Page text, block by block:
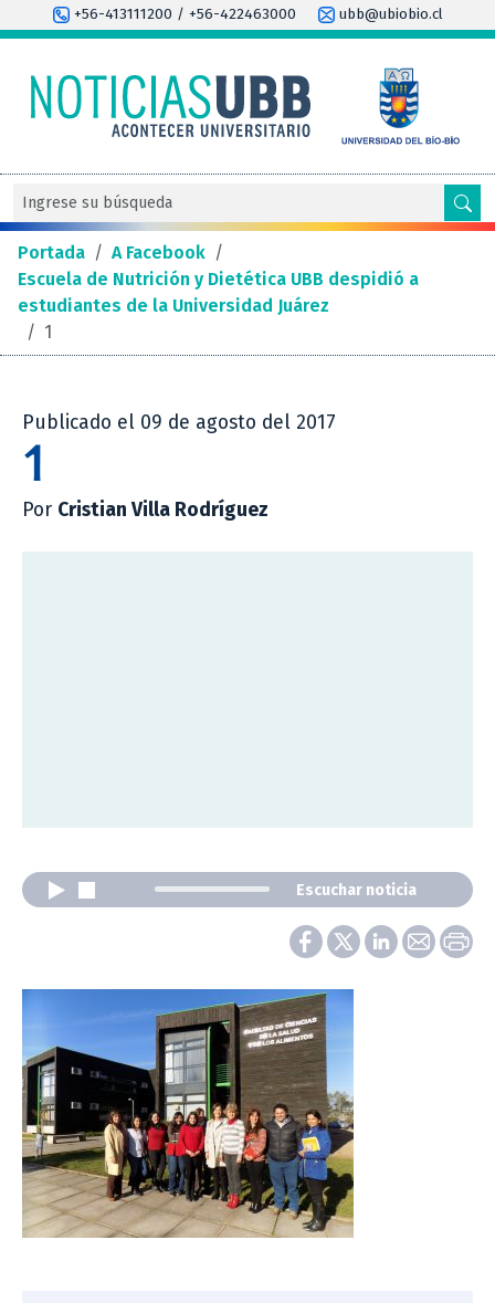
+56-413111200 / +56-422463000 ubb@ubiobio.cl
Portada / A Facebook /
Escuela de Nutrición y Dietética UBB despidió a
estudiantes de la Universidad Juárez
/ 1
Publicado el 09 de agosto del 2017
1
Por Cristian Villa Rodríguez
Escuchar noticia